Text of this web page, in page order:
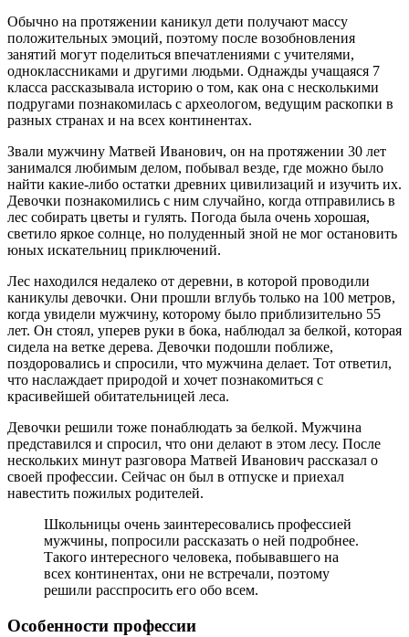
Обычно на протяжении каникул дети получают массу
положительных эмоций, поэтому после возобновления
занятий могут поделиться впечатлениями с учителями,
одноклассниками и другими людьми. Однажды учащаяся 7
класса рассказывала историю о том, как она с несколькими
подругами познакомилась с археологом, ведущим раскопки в
разных странах и на всех континентах.
Звали мужчину Матвей Иванович, он на протяжении 30 лет
занимался любимым делом, побывал везде, где можно было
найти какие-либо остатки древних цивилизаций и изучить их.
Девочки познакомились с ним случайно, когда отправились в
лес собирать цветы и гулять. Погода была очень хорошая,
светило яркое солнце, но полуденный зной не мог остановить
юных искательниц приключений.
Лес находился недалеко от деревни, в которой проводили
каникулы девочки. Они прошли вглубь только на 100 метров,
когда увидели мужчину, которому было приблизительно 55
лет. Он стоял, уперев руки в бока, наблюдал за белкой, которая
сидела на ветке дерева. Девочки подошли поближе,
поздоровались и спросили, что мужчина делает. Тот ответил,
что наслаждает природой и хочет познакомиться с
красивейшей обитательницей леса.
Девочки решили тоже понаблюдать за белкой. Мужчина
представился и спросил, что они делают в этом лесу. После
нескольких минут разговора Матвей Иванович рассказал о
своей профессии. Сейчас он был в отпуске и приехал
навестить пожилых родителей.
Школьницы очень заинтересовались профессией
мужчины, попросили рассказать о ней подробнее.
Такого интересного человека, побывавшего на
всех континентах, они не встречали, поэтому
решили расспросить его обо всем.
Особенности профессии